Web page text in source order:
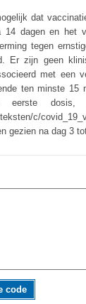
dat
14 dagen en
tegen
Er zijn geen
met een
ten minste 15
dosis,
c/
gezien na dag 3
code